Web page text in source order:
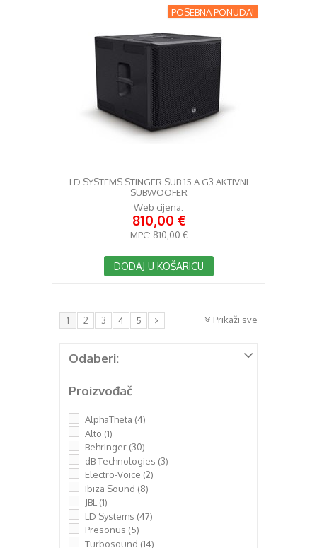
POSEBNA PONUDA!
LD SYSTEMS STINGER SUB 15 A G3 AKTIVNI
SUBWOOFER
Web cijena:
810,00 €
MPC: 810,00 €
DODAJ U KOŠARICU
Prikaži sve
1 2 3 4 5
Odaberi:
Proizvođač
AlphaTheta (4)
Alto (1)
Behringer (30)
dB Technologies (3)
Electro-Voice (2)
Ibiza Sound (8)
JBL (1)
LD Systems (47)
Presonus (5)
Turbosound (14)